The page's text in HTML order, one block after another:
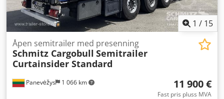
1 / 15
Panevėžys 1 066 km
Åpen semitrailer med presenning
Schmitz Cargobull Semitrailer
Curtainsider Standard
11 900 €
Fast pris pluss MVA